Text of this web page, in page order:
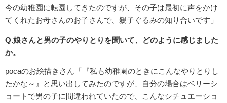
今の幼稚園に転園してきたのですが、その子は最初に声をかけ
てくれたお母さんのお子さんで、親子ぐるみの知り合いです」
Q.娘さんと男の子のやりとりを聞いて、どのように感じました
か。
pocaのお絵描きさん「『私も幼稚園のときにこんなやりとりし
たかな～』と思い出してみたのですが、自分の場合はベリーシ
ョートで男の子に間違われていたので、こんなシチュエーショ